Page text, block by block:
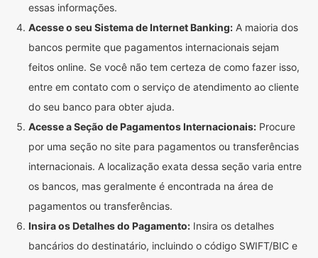
essas informações.
Acesse o seu Sistema de Internet Banking: A maioria dos
bancos permite que pagamentos internacionais sejam
feitos online. Se você não tem certeza de como fazer isso,
entre em contato com o serviço de atendimento ao cliente
do seu banco para obter ajuda.
Acesse a Seção de Pagamentos Internacionais: Procure
por uma seção no site para pagamentos ou transferências
internacionais. A localização exata dessa seção varia entre
os bancos, mas geralmente é encontrada na área de
pagamentos ou transferências.
Insira os Detalhes do Pagamento: Insira os detalhes
bancários do destinatário, incluindo o código SWIFT/BIC e